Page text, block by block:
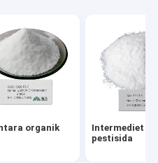
organik
Intermediet
pestisida